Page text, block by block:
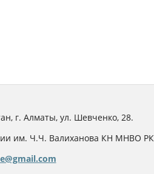
г. Алматы, ул. Шевченко, 28.
им. Ч.Ч. Валиханова КН МНВО РК